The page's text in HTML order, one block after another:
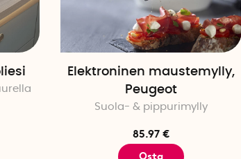
Elektroninen maustemylly,
Peugeot
Suola- & pippurimylly
85.97 €
Osta